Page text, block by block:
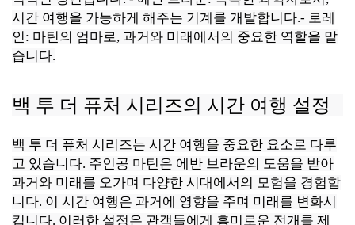
시간 여행을 가능하게 해주는 기계를 개발합니다.- 로레
인: 마틴의 엄마로, 과거와 미래에서의 중요한 역할을 맡
습니다.
백 투 더 퓨처 시리즈의 시간 여행 설정
백 투 더 퓨처 시리즈는 시간 여행을 중요한 요소로 다루
고 있습니다. 주인공 마틴은 에반 브라운의 도움을 받아
과거와 미래를 오가며 다양한 시대에서의 모험을 경험합
니다. 이 시간 여행은 과거에 영향을 주며 미래를 변화시
킵니다. 이러한 설정은 관객들에게 흥미로운 전개를 제